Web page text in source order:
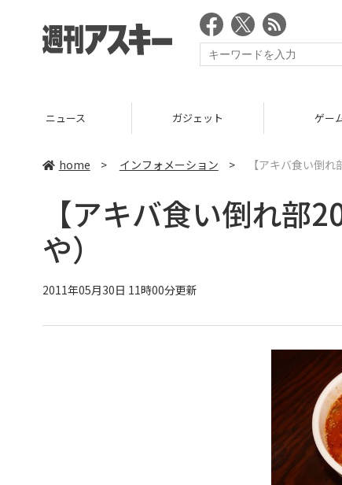
ニュース ガジェット ゲー
home > インフォメーション > 【アキバ食い倒
【アキバ食い倒れ
や）
2011年05月30日 11時00分更新